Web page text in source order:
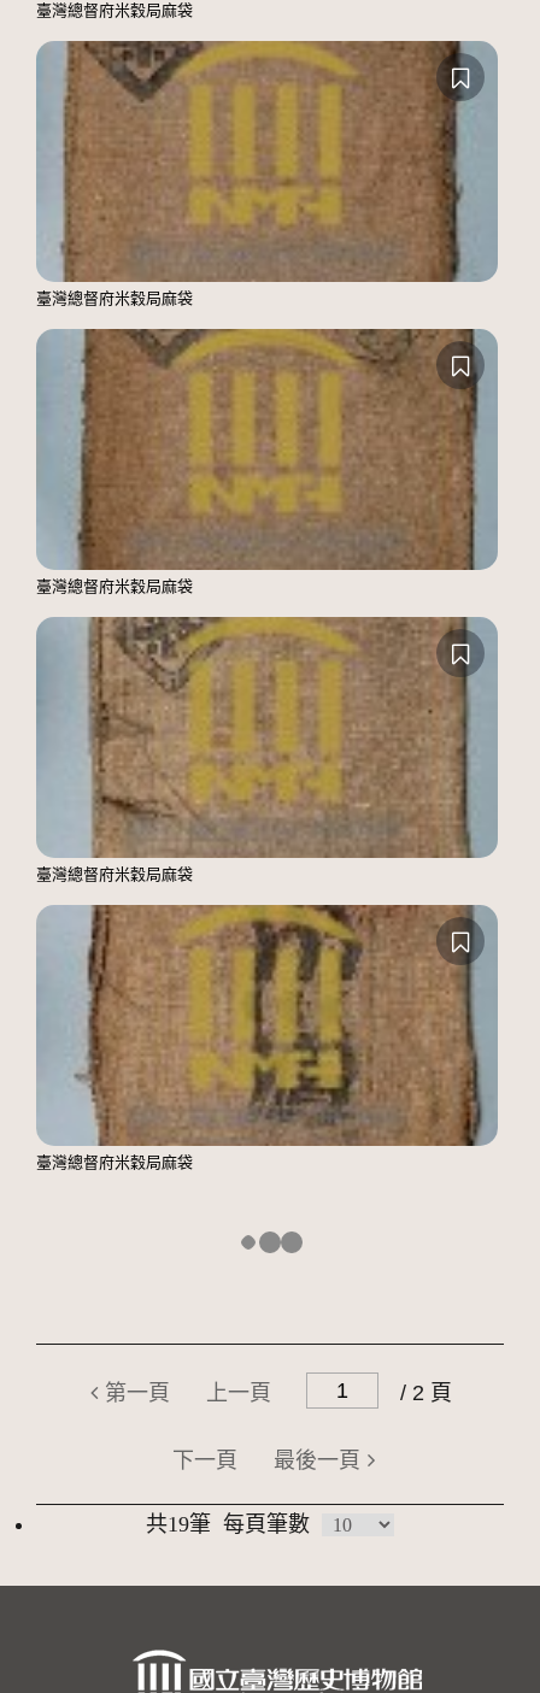
臺灣總督府米穀局麻袋
臺灣總督府米穀局麻袋
臺灣總督府米穀局麻袋
臺灣總督府米穀局麻袋
臺灣總督府米穀局麻袋
第一頁 上一頁 / 2 頁
下一頁 最後一頁
共19筆 每頁筆數